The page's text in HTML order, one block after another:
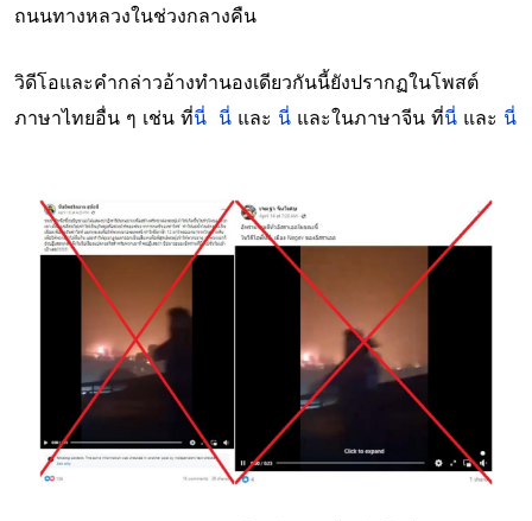
ถนนทางหลวงในช่วงกลางคืน
วิดีโอและคำกล่าวอ้างทำนองเดียวกันนี้ยังปรากฏในโพสต์
ภาษาไทยอื่น ๆ เช่น ที่นี่ นี่ และ นี่ และในภาษาจีน ที่นี่ และ นี่
Image